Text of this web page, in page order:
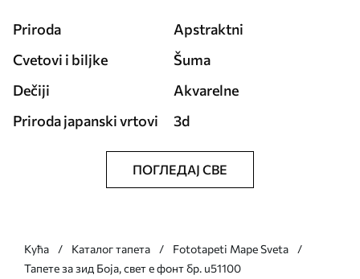
Priroda
Apstraktni
Cvetovi i biljke
Šuma
Dečiji
Akvarelne
Priroda japanski vrtovi
3d
ПОГЛЕДАЈ СВЕ
Кућа Каталог тапета
Fototapeti Mape Sveta
Тапете за зид Боја, свет е фонт бр. u51100